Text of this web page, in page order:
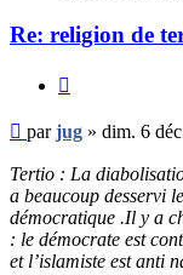
Re: religion de
Message
non
lu
parjug » dim. 6
Tertio : La
a beaucoup desservi
démocratique .Il y a
: le démocrate est
et l’islamiste est anti